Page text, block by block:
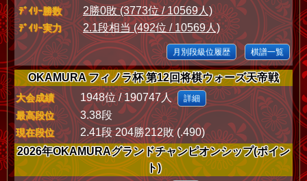
ﾃﾞｲﾘｰ勝数 2勝0敗 (3773位 / 10569人)
ﾃﾞｲﾘｰ実力 2.1段相当 (492位 / 10569人)
月別段級位履歴 棋譜一覧
OKAMURA フィノラ杯 第12回将棋ウォーズ天帝戦
大会成績 1948位 / 190747人 詳細
最高段位 3.38段
現在段位
2.41段 204勝212敗 (.490)
2026年OKAMURAグランドチャンピオンシップ(ポイン
ト)